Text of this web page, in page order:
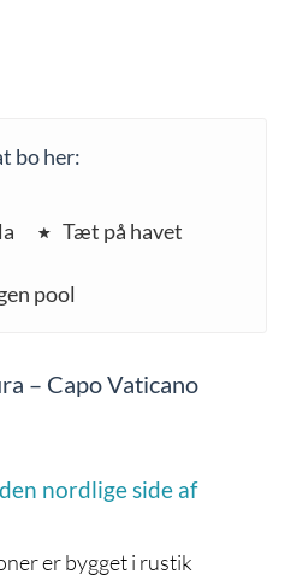
bo her:
Tæt på havet
pool
– Capo Vaticano
nordlige side af
er bygget i rustik